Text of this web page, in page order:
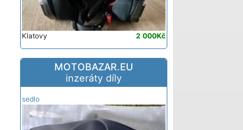
2 000Kč
Klatovy
MOTOBAZAR.EU
inzeráty díly
sedlo